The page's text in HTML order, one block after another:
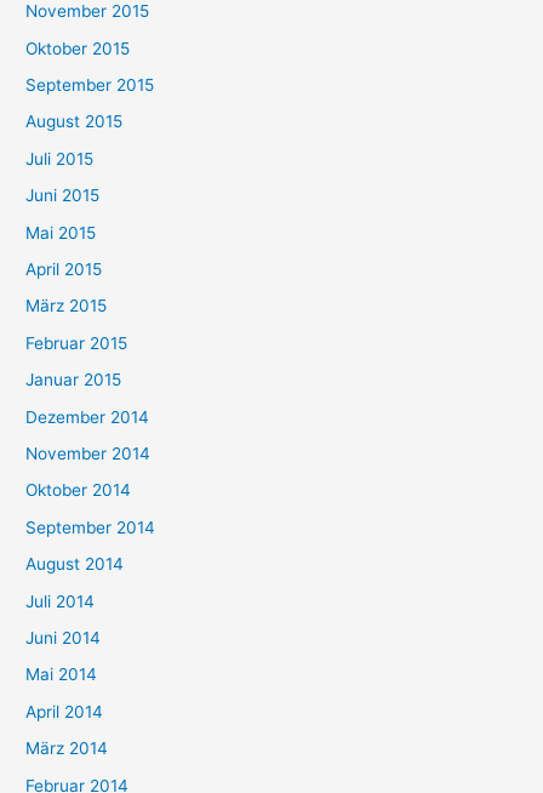
November 2015
Oktober 2015
September 2015
August 2015
Juli 2015
Juni 2015
Mai 2015
April 2015
März 2015
Februar 2015
Januar 2015
Dezember 2014
November 2014
Oktober 2014
September 2014
August 2014
Juli 2014
Juni 2014
Mai 2014
April 2014
März 2014
Februar 2014